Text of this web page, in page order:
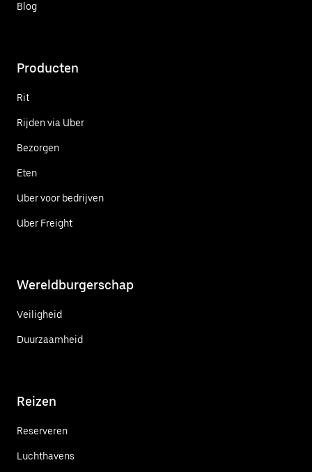
Blog
Producten
Rit
Rijden via Uber
Bezorgen
Eten
Uber voor bedrijven
Uber Freight
Wereldburgerschap
Veiligheid
Duurzaamheid
Reizen
Reserveren
Luchthavens